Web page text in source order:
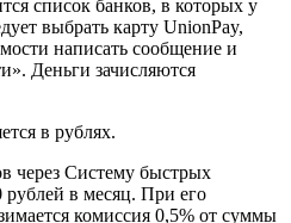
список банков, в которых у
выбрать карту UnionPay,
написать сообщение и
Деньги зачисляются
в рублях.
через Систему быстрых
рублей в месяц. При его
комиссия 0,5% от суммы